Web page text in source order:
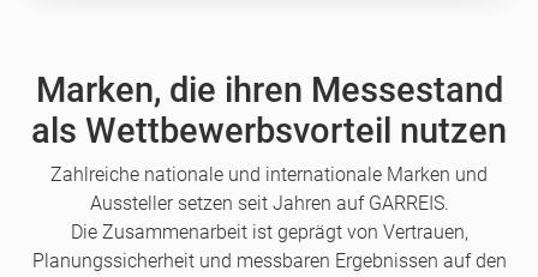
Marken, die ihren Messestand
als Wettbewerbsvorteil nutzen
Zahlreiche nationale und internationale Marken und
Aussteller setzen seit Jahren auf GARREIS.
Die Zusammenarbeit ist geprägt von Vertrauen,
Planungssicherheit und messbaren Ergebnissen auf den